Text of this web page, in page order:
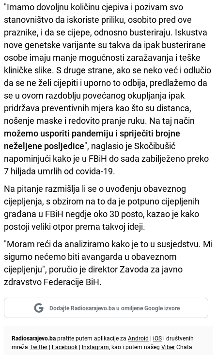
"Imamo dovoljnu količinu cjepiva i pozivam svo
stanovništvo da iskoriste priliku, osobito pred ove
praznike, i da se cijepe, odnosno busteriraju. Iskustva
nove genetske varijante su takva da ipak busterirane
osobe imaju manje mogućnosti zaražavanja i teške
kliničke slike. S druge strane, ako se neko već i odlučio
da se ne želi cijepiti i uporno to odbija, predlažemo da
se u ovom razdoblju povećanog okupljanja ipak
pridržava preventivnih mjera kao što su distanca,
nošenje maske i redovito pranje ruku. Na taj način
možemo usporiti pandemiju i spriječiti brojne
neželjene posljedice", naglasio je Skočibušić
napominjući kako je u FBiH do sada zabilježeno preko
7 hiljada umrlih od covida-19.
Na pitanje razmišlja li se o uvođenju obaveznog
cijepljenja, s obzirom na to da je potpuno cijepljenih
građana u FBiH negdje oko 30 posto, kazao je kako
postoji veliki otpor prema takvoj ideji.
"Moram reći da analiziramo kako je to u susjedstvu. Mi
sigurno nećemo biti avangarda u obaveznom
cijepljenju", poručio je direktor Zavoda za javno
zdravstvo Federacije BiH.
Dodajte Radiosarajevo.ba u omiljene Google izvore
Radiosarajevo.bapratite putem aplikacije za Android | iOS i društvenih
mreža Twitter | Facebook | Instagram, kao i putem našeg ViberChata.